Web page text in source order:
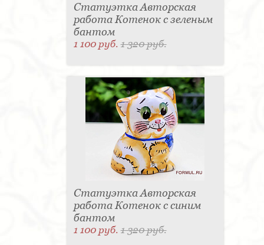
Статуэтка Авторская
работа Котенок с зеленым
бантом
1 100 руб.1 320 руб.
Статуэтка Авторская
работа Котенок с синим
бантом
1 100 руб.1 320 руб.